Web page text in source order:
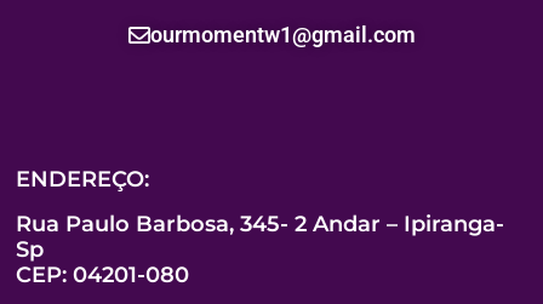
ourmomentw1@gmail.com
ENDEREÇO:
Rua Paulo Barbosa, 345- 2 Andar – Ipiranga-
Sp
CEP: 04201-080